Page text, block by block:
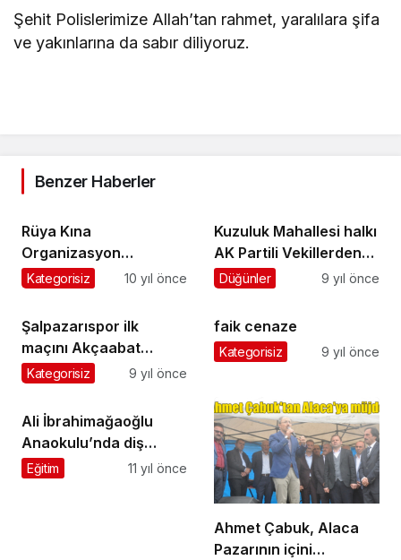
Şehit Polislerimize Allah’tan rahmet, yaralılara şifa
ve yakınlarına da sabır diliyoruz.
Benzer Haberler
Rüya Kına
Organizasyon
Kirazlıtepe’de törenle
Kategorisiz 10 yıl önce
Kuzuluk Mahallesi halkı
AK Partili Vekillerden
yollarının yapılmasını
Düğünler 9 yıl önce
Şalpazarıspor ilk
maçını Akçaabat
Sebatspor ile oynuyor
Kategorisiz 9 yıl önce
faik cenaze
Kategorisiz 9 yıl önce
Ali İbrahimağaoğlu
Anaokulu’nda diş
taraması yapıldı
Eğitim 11 yıl önce
Ahmet Çabuk, Alaca
Pazarının içini